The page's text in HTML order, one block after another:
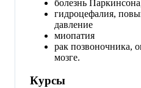
болезнь
гидроцефалия,
давление
миопатия
рак позвоночника,
мозге.
Курсы